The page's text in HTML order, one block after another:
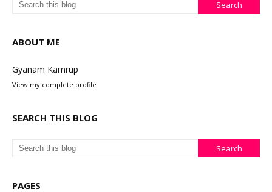
ABOUT ME
Gyanam Kamrup
View my complete profile
SEARCH THIS BLOG
PAGES